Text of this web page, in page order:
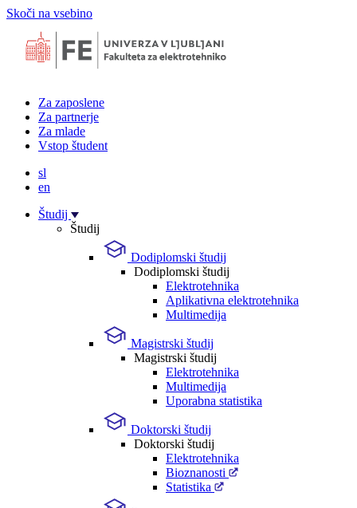
Skoči na vsebino
Za zaposlene
Za partnerje
Za mlade
Vstop študent
sl
en
Študij
Študij
Dodiplomski študij
Dodiplomski študij
Elektrotehnika
Aplikativna elektrotehnika
Multimedija
Magistrski študij
Magistrski študij
Elektrotehnika
Multimedija
Uporabna statistika
Doktorski študij
Doktorski študij
Elektrotehnika
Bioznanosti
Statistika